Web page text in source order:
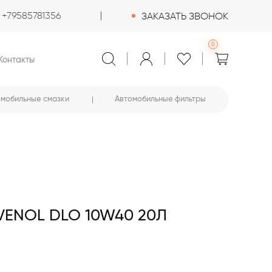
+79585781356 ЗАКАЗАТЬ ЗВОНОК
0
смазки Автомобильные фильтры
DLO 10W40 20Л